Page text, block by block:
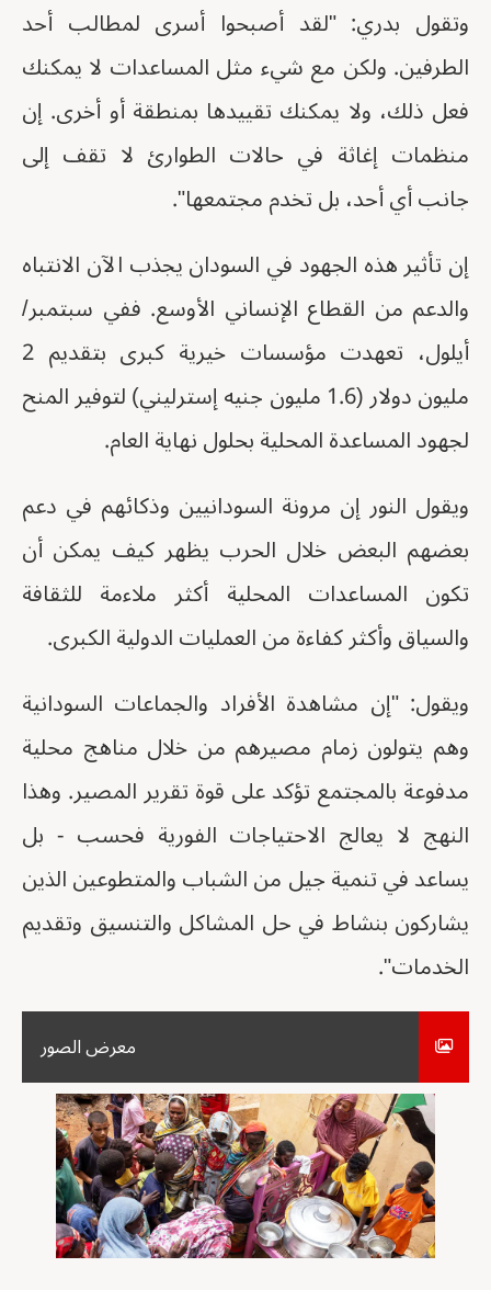
وتقول بدري: "لقد أصبحوا أسرى لمطالب أحد
الطرفين. ولكن مع شيء مثل المساعدات لا يمكنك
فعل ذلك، ولا يمكنك تقييدها بمنطقة أو أخرى. إن
منظمات إغاثة في حالات الطوارئ لا تقف إلى
جانب أي أحد، بل تخدم مجتمعها".
إن تأثير هذه الجهود في السودان يجذب الآن الانتباه
والدعم من القطاع الإنساني الأوسع. ففي سبتمبر/
أيلول، تعهدت مؤسسات خيرية كبرى بتقديم 2
مليون دولار (1.6 مليون جنيه إسترليني) لتوفير المنح
لجهود المساعدة المحلية بحلول نهاية العام.
ويقول النور إن مرونة السودانيين وذكائهم في دعم
بعضهم البعض خلال الحرب يظهر كيف يمكن أن
تكون المساعدات المحلية أكثر ملاءمة للثقافة
والسياق وأكثر كفاءة من العمليات الدولية الكبرى.
ويقول: "إن مشاهدة الأفراد والجماعات السودانية
وهم يتولون زمام مصيرهم من خلال مناهج محلية
مدفوعة بالمجتمع تؤكد على قوة تقرير المصير. وهذا
النهج لا يعالج الاحتياجات الفورية فحسب - بل
يساعد في تنمية جيل من الشباب والمتطوعين الذين
يشاركون بنشاط في حل المشاكل والتنسيق وتقديم
الخدمات".
معرض الصور